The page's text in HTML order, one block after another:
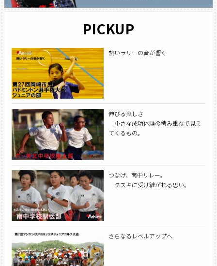
PICKUP
熱いラリーの音が響く
伸びる楽しさ
小さな成功体験の積み重ねで見え
てくるもの。
つなげ、南中リレー。
タスキに受け継がれる思い。
さらなるレベルアップへ